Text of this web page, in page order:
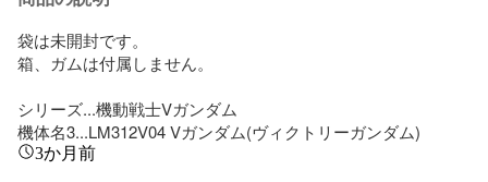
袋は未開封です。
箱、ガムは付属しません。
シリーズ...機動戦士Vガンダム
機体名3...LM312V04 Vガンダム(ヴィクトリーガンダム)
3か月前